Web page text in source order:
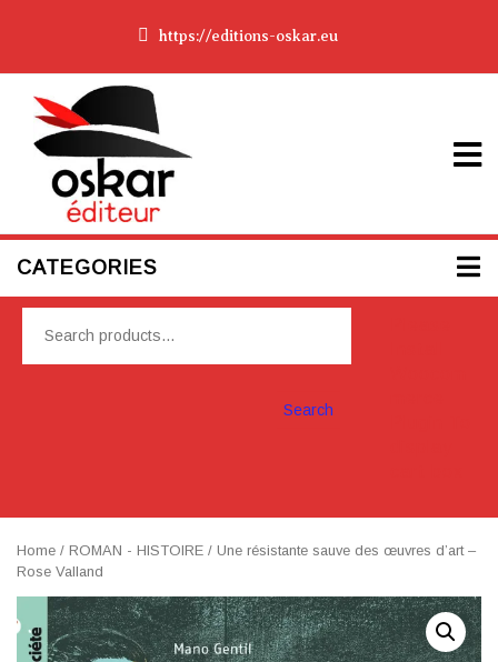
https://editions-oskar.eu
CATEGORIES
Search
Home / ROMAN - HISTOIRE / Une résistante sauve des œuvres d’art –
Rose Valland